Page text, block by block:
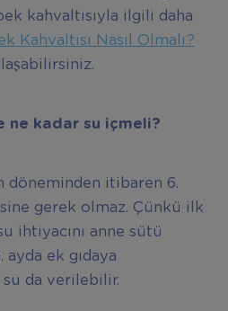
kahvaltısıyla ilgili daha
Kahvaltısı Nasıl Olmalı?
ne kadar su içmeli?
döneminden itibaren 6.
gerek olmaz. Çünkü ilk
ihtiyacını anne sütü
ayda ek gıdaya
su da verilebilir.